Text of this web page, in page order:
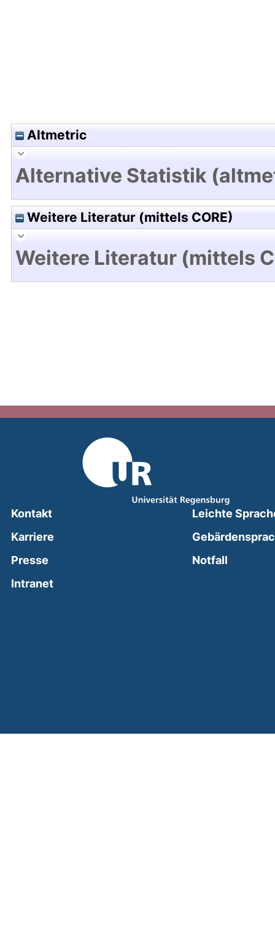
Altmetric
Alternative Statistik
Weitere Literatur (mittels CORE)
Weitere Literatur (mittels
Kontakt
Karriere
Presse
Intranet(external link, opens in a new window)
Leichte
Notfall